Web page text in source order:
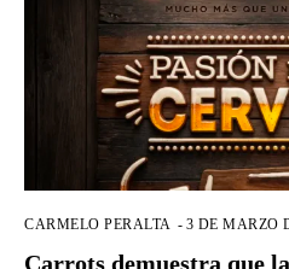
CARMELO PERALTA - 3 DE MARZO
Carrots demuestra que